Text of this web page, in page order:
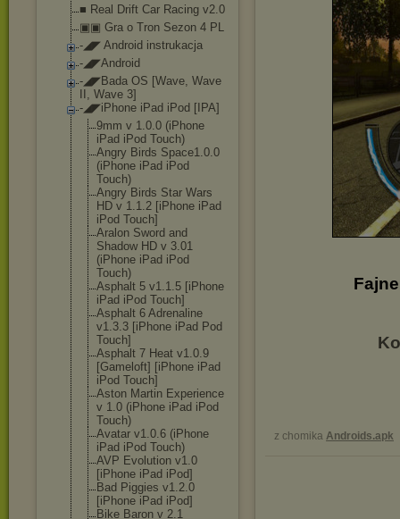
■ Real Drift Car Racing v2.0
▣▣ Gra o Tron Sezon 4 PL
-◢◤ Android instrukacja
-◢◤Android
-◢◤Bada OS [Wave, Wave
II, Wave 3]
-◢◤iPhone iPad iPod [IPA]
9mm v 1.0.0 (iPhone
iPad iPod Touch)
Angry Birds Space1.0.0
(iPhone iPad iPod
Touch)
Angry Birds Star Wars
HD v 1.1.2 [iPhone iPad
iPod Touch]
Aralon Sword and
Shadow HD v 3.01
(iPhone iPad iPod
Touch)
Asphalt 5 v1.1.5 [iPhone
iPad iPod Touch]
Asphalt 6 Adrenaline
v1.3.3 [iPhone iPad Pod
Touch]
Asphalt 7 Heat v1.0.9
[Gameloft] [iPhone iPad
iPod Touch]
Aston Martin Experience
v 1.0 (iPhone iPad iPod
Touch)
Avatar v1.0.6 (iPhone
iPad iPod Touch)
AVP Evolution v1.0
[iPhone iPad iPod]
Bad Piggies v1.2.0
[iPhone iPad iPod]
Bike Baron v 2.1
z chomika Androids.apk